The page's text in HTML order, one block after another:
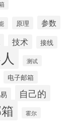
原理 参数
技术 接线
测试
电子邮箱
自己的
霍尔